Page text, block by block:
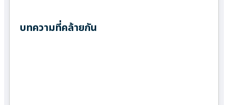
บทความที่คล้ายกัน